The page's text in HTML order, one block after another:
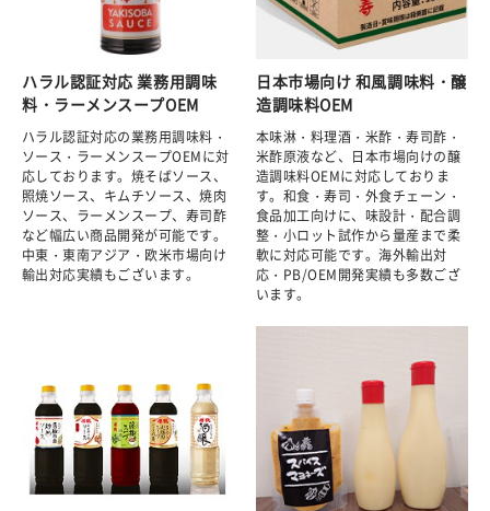
ハラル認証対応 業務用調味
料・ラーメンスープOEM
ハラル認証対応の業務用調味料・
ソース・ラーメンスープOEMに対
応しております。焼そばソース、
照焼ソース、キムチソース、焼肉
ソース、ラーメンスープ、寿司酢
など幅広い商品開発が可能です。
中東・東南アジア・欧米市場向け
輸出対応実績もございます。
日本市場向け 和風調味料・醸
造調味料OEM
本味淋・料理酒・米酢・寿司酢・
米酢原液など、日本市場向けの醸
造調味料OEMに対応しておりま
す。和食・寿司・外食チェーン・
食品加工向けに、味設計・配合調
整・小ロット試作から量産まで柔
軟に対応可能です。海外輸出対
応・PB/OEM開発実績も多数ござ
います。